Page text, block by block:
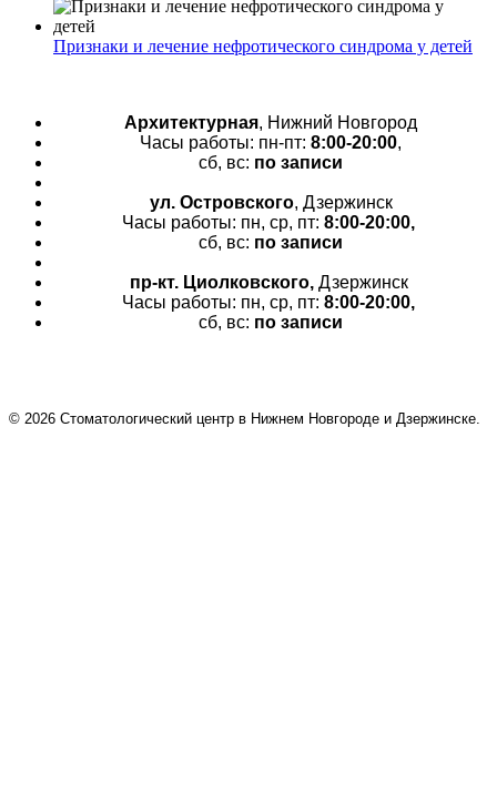
Признаки и лечение нефротического синдрома у детей
Архитектурная, Нижний Новгород
Часы работы: пн-пт: 8:00-20:00,
сб, вс: по записи
ул. Островского, Дзержинск
Часы работы: пн, ср, пт: 8:00-20:00,
сб, вс: по записи
пр-кт. Циолковского, Дзержинск
Часы работы: пн, ср, пт: 8:00-20:00,
сб, вс: по записи
© 2026 Cтоматологический центр в Нижнем Новгороде и Дзержинске.